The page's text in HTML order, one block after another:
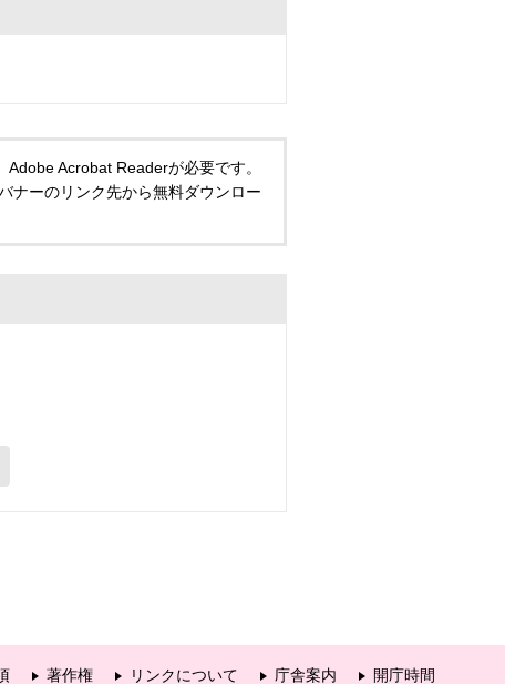
Acrobat Readerが必要です。
ナーのリンク先から無料ダウンロー
著作権 リンクについて 庁舎案内 開庁時間